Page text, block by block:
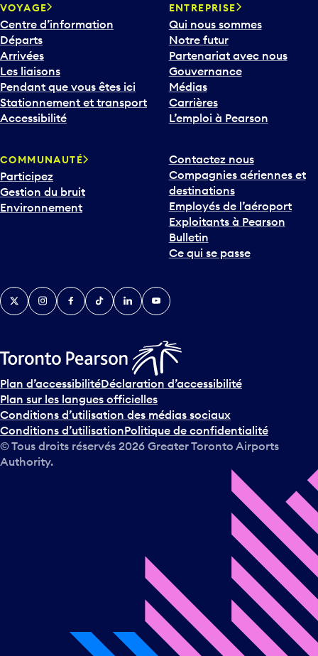
VOYAGE
Centre d’information
Départs
Arrivées
Les liaisons
Pendant que vous êtes ici
Stationnement et transport
Accessibilité
ENTREPRISE
Qui nous sommes
Notre futur
Partenariat avec nous
Gouvernance
Médias
Carrières
L’emploi à Pearson
COMMUNAUTÉ
Participez
Gestion du bruit
Environnement
Contactez nous
Compagnies aériennes et
destinations
Employés de l’aéroport
Exploitants à Pearson
Bulletin
Ce qui se passe
TwitterInstagramFacebook
TikTokLinkedInYouTube
Plan d’accessibilitéDéclaration d’accessibilité
Plan sur les langues officielles
Conditions d’utilisation des médias sociaux
Conditions d’utilisationPolitique de confidentialité
© Tous droits réservés 2026 Greater Toronto Airports
Authority.